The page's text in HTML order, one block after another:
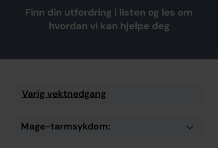
Finn din utfordring i listen og les om
hvordan vi kan hjelpe deg
Varig vektnedgang
Mage-tarmsykdom: